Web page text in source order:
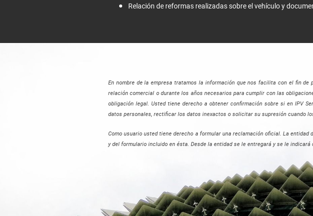
Relación de reformas realizadas sobre el vehículo y
En nombre de la empresa tratamos la información que nos facilita con el fin
relación comercial o durante los años necesarios para cumplir con las
obligación legal. Usted tiene derecho a obtener confirmación sobre si en IPV
datos personales, rectificar los datos inexactos o solicitar su supresión cuando
Como usuario usted tiene derecho a formular una reclamación oficial. La
y del formulario incluido en ésta. Desde la entidad se le entregará y se le indicará